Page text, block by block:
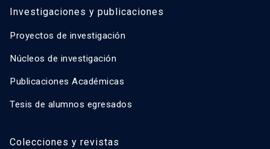
Investigaciones y publicaciones
Proyectos de investigación
Núcleos de investigación
Publicaciones Académicas
Tesis de alumnos egresados
Colecciones y revistas